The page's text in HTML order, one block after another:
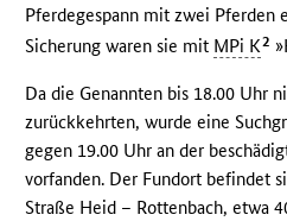
Pferdegespann mit zwei Pferden
Sicherung waren sie mit MPi K2
Da die Genannten bis 18.00 Uhr
zurückkehrten, wurde eine
gegen 19.00 Uhr an der
vorfanden. Der Fundort befindet
Straße Heid – Rottenbach, etwa